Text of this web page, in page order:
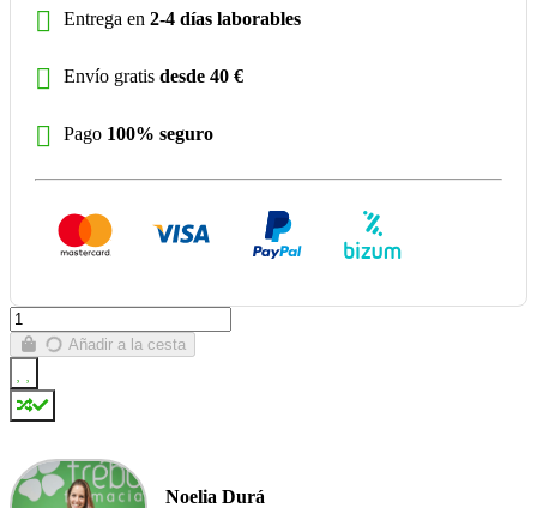
Entrega en 2-4 días laborables
Envío gratis desde 40 €
Pago 100% seguro
Añadir a la cesta
Noelia Durá